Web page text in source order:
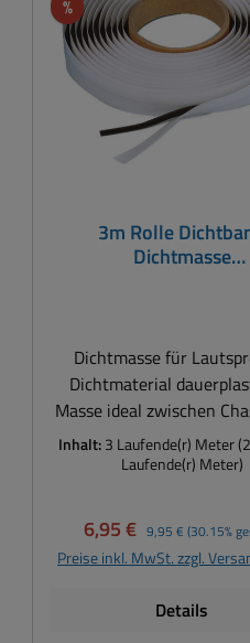
%
3m Rolle
Dichtmasse
Dichtmasse für
Dichtmaterial
Masse ideal zwischen
Gehäuse, Ritzen,
Neuaufbau usw. dauerplastische
sichtbare
Boxenbau,
Dämmung, Dämpfung,
Inhalt:3 Laufende(r) Meter
Laufende(r) Meter)
Verkaufspreis:
6,95 € Regulärer Preis:
9,95 € (30.15%
Preise inkl. MwSt. zzgl.
Details